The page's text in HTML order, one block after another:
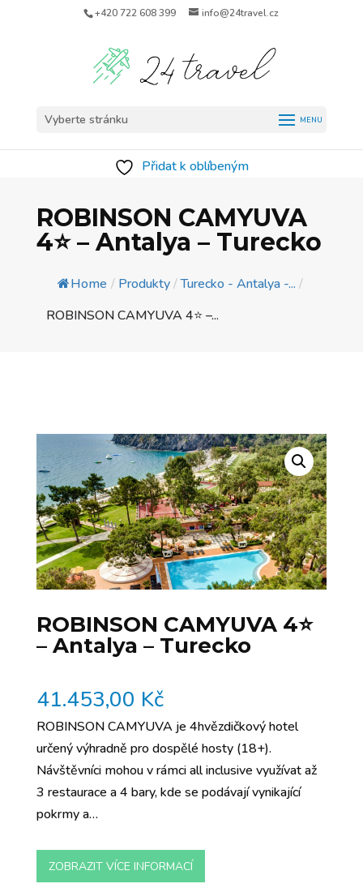
+420 722 608 399 info@24travel.cz
Vyberte stránku
Přidat k oblíbeným
ROBINSON CAMYUVA
4⭐️ – Antalya – Turecko
Home / Produkty/Turecko - Antalya -... /
ROBINSON CAMYUVA 4⭐️ –...
ROBINSON CAMYUVA 4⭐️
– Antalya – Turecko
41.453,00 Kč
ROBINSON CAMYUVA je 4hvězdičkový hotel
určený výhradně pro dospělé hosty (18+).
Návštěvníci mohou v rámci all inclusive využívat až
3 restaurace a 4 bary, kde se podávají vynikající
pokrmy a…
ZOBRAZIT VÍCE INFORMACÍ